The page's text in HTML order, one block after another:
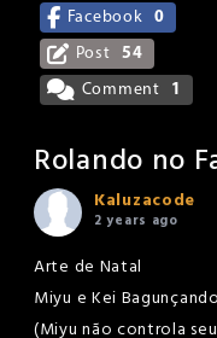
Facebook
0
Post
54
Comment
1
Rolando no
Kaluzacode
2 years ago
Arte de Natal
Miyu e Kei
(Miyu não controla